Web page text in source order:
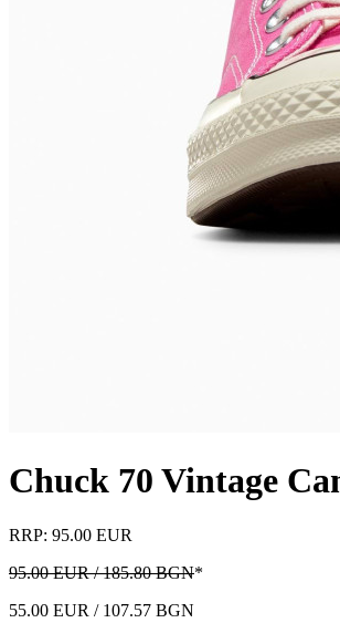
Chuck 70 Vintage
RRP: 95.00 EUR
95.00 EUR / 185.80 BGN*
55.00 EUR / 107.57 BGN